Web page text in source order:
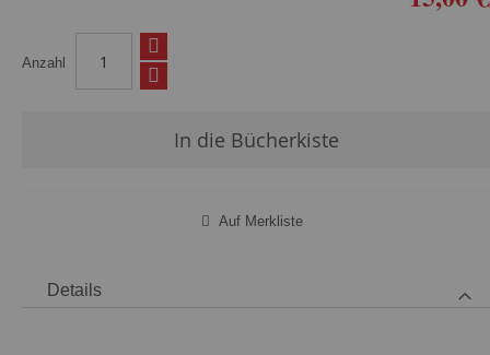
Anzahl
In die Bücherkiste
Auf Merkliste
Details